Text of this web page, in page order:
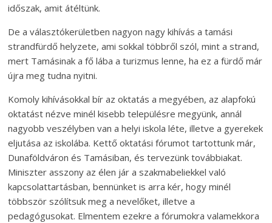
időszak, amit átéltünk.
De a választókerületben nagyon nagy kihívás a tamási
strandfürdő helyzete, ami sokkal többről szól, mint a strand,
mert Tamásinak a fő lába a turizmus lenne, ha ez a fürdő már
újra meg tudna nyitni.
Komoly kihívásokkal bír az oktatás a megyében, az alapfokú
oktatást nézve minél kisebb településre megyünk, annál
nagyobb veszélyben van a helyi iskola léte, illetve a gyerekek
eljutása az iskolába. Kettő oktatási fórumot tartottunk már,
Dunaföldváron és Tamásiban, és tervezünk továbbiakat.
Miniszter asszony az élen jár a szakmabeliekkel való
kapcsolattartásban, bennünket is arra kér, hogy minél
többször szólítsuk meg a nevelőket, illetve a
pedagógusokat. Elmentem ezekre a fórumokra valamekkora